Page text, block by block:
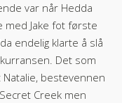
var når Hedda
med Jake fot første
endelig klarte å slå
Det som
bestevennen
Creek men